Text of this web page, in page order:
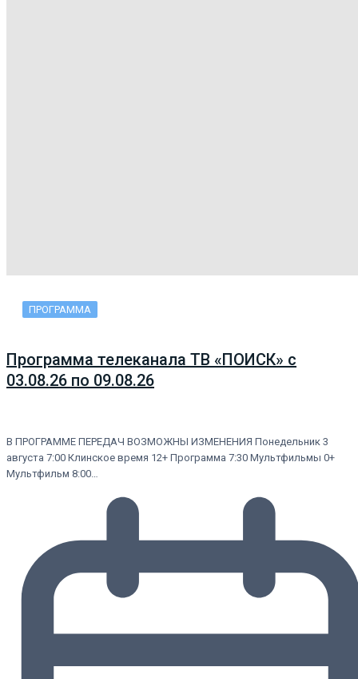
ПРОГРАММА
Программа телеканала ТВ «ПОИСК» с
03.08.26 по 09.08.26
В ПРОГРАММЕ ПЕРЕДАЧ ВОЗМОЖНЫ ИЗМЕНЕНИЯ Понедельник 3
августа 7:00 Клинское время 12+ Программа 7:30 Мультфильмы 0+
Мультфильм 8:00…